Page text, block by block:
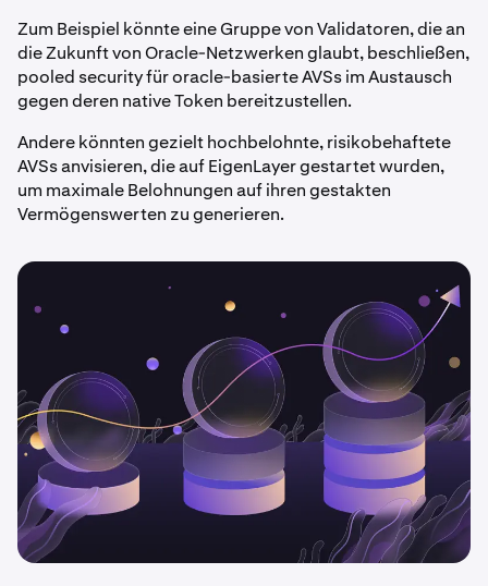
Zum Beispiel könnte eine Gruppe von Validatoren, die an
die Zukunft von Oracle-Netzwerken glaubt, beschließen,
pooled security für oracle-basierte AVSs im Austausch
gegen deren native Token bereitzustellen.
Andere könnten gezielt hochbelohnte, risikobehaftete
AVSs anvisieren, die auf EigenLayer gestartet wurden,
um maximale Belohnungen auf ihren gestakten
Vermögenswerten zu generieren.